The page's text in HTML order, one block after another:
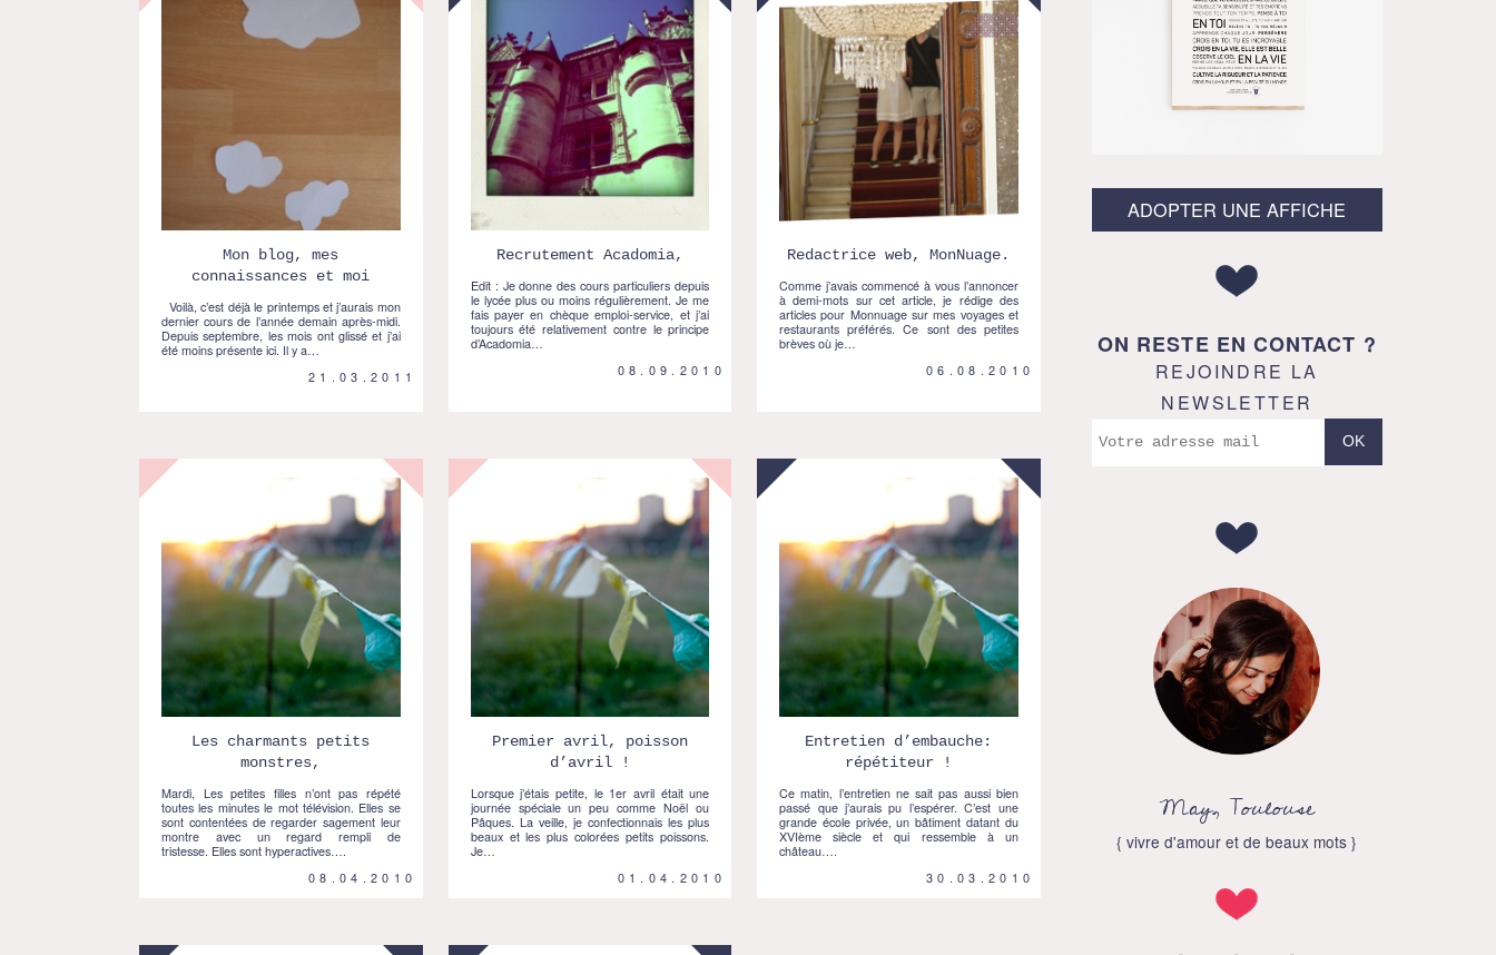
Mon blog, mes
connaissances et moi
Voilà, c’est déjà le printemps et j’aurais mon
dernier cours de l’année demain après-midi.
Depuis septembre, les mois ont glissé et j’ai
été moins présente ici. Il y a…
21.03.2011
Recrutement Acadomia,
Edit : Je donne des cours particuliers depuis
le lycée plus ou moins régulièrement. Je me
fais payer en chèque emploi-service, et j’ai
toujours été relativement contre le principe
d’Acadomia…
08.09.2010
Redactrice web, MonNuage.
Comme j’avais commencé à vous l’annoncer
à demi-mots sur cet article, je rédige des
articles pour Monnuage sur mes voyages et
restaurants préférés. Ce sont des petites
brèves où je…
06.08.2010
Les charmants petits
monstres,
Mardi, Les petites filles n’ont pas répété
toutes les minutes le mot télévision. Elles se
sont contentées de regarder sagement leur
montre avec un regard rempli de
tristesse. Elles sont hyperactives….
08.04.2010
Premier avril, poisson
d’avril !
Lorsque j’étais petite, le 1er avril était une
journée spéciale un peu comme Noël ou
Pâques. La veille, je confectionnais les plus
beaux et les plus colorées petits poissons.
Je…
01.04.2010
Entretien d’embauche:
répétiteur !
Ce matin, l’entretien ne sait pas aussi bien
passé que j’aurais pu l’espérer. C’est une
grande école privée, un bâtiment datant du
XVIème siècle et qui ressemble à un
château….
30.03.2010
ADOPTER UNE AFFICHE
ON RESTE EN CONTACT ?
REJOINDRE LA
NEWSLETTER
May, Toulouse
{ vivre d'amour et de beaux mots }